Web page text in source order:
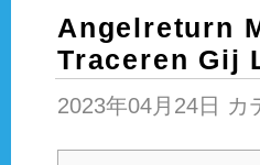
Angelreturn
Traceren Gij
2023年04月24日 カ